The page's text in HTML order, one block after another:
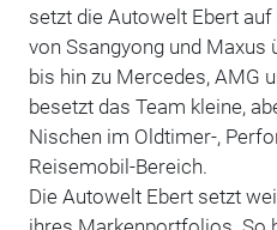
setzt die Autowelt Ebert
von Ssangyong und Maxus
bis hin zu Mercedes, AMG
besetzt das Team kleine,
Nischen im Oldtimer-,
Reisemobil-Bereich.
Die Autowelt Ebert setzt